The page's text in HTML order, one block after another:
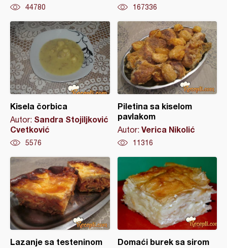
44780 167336
Kisela čorbica
Autor: Sandra Stojiljković
Cvetković
5576
Piletina sa kiselom
pavlakom
Autor: Verica Nikolić
11316
Lazanje sa testeninom Domaći burek sa sirom